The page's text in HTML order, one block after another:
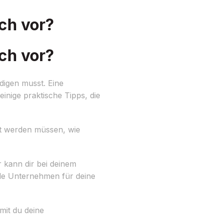
vor?
vor?
musst. Eine
praktische Tipps, die
müssen, wie
dir bei deinem
Unternehmen für deine
du deine